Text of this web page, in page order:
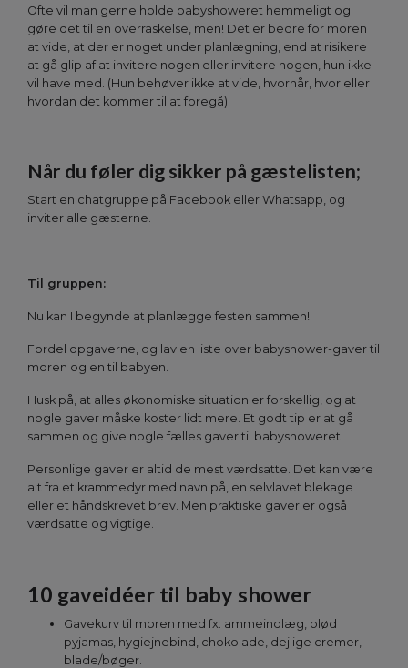
Ofte vil man gerne holde babyshoweret hemmeligt og
gøre det til en overraskelse, men! Det er bedre for moren
at vide, at der er noget under planlægning, end at risikere
at gå glip af at invitere nogen eller invitere nogen, hun ikke
vil have med. (Hun behøver ikke at vide, hvornår, hvor eller
hvordan det kommer til at foregå).
Når du føler dig sikker på gæstelisten;
Start en chatgruppe på Facebook eller Whatsapp, og
inviter alle gæsterne.
Til gruppen:
Nu kan I begynde at planlægge festen sammen!
Fordel opgaverne, og lav en liste over babyshower-gaver til
moren og en til babyen.
Husk på, at alles økonomiske situation er forskellig, og at
nogle gaver måske koster lidt mere. Et godt tip er at gå
sammen og give nogle fælles gaver til babyshoweret.
Personlige gaver er altid de mest værdsatte. Det kan være
alt fra et krammedyr med navn på, en selvlavet blekage
eller et håndskrevet brev. Men praktiske gaver er også
værdsatte og vigtige.
10 gaveidéer til baby shower
Gavekurv til moren med fx: ammeindlæg, blød
pyjamas, hygiejnebind, chokolade, dejlige cremer,
blade/bøger.